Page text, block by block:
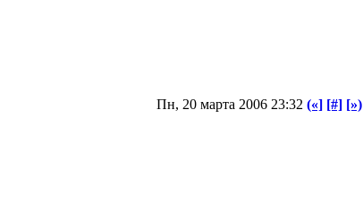
Пн, 20 марта 2006 23:32 («] [#] [»)